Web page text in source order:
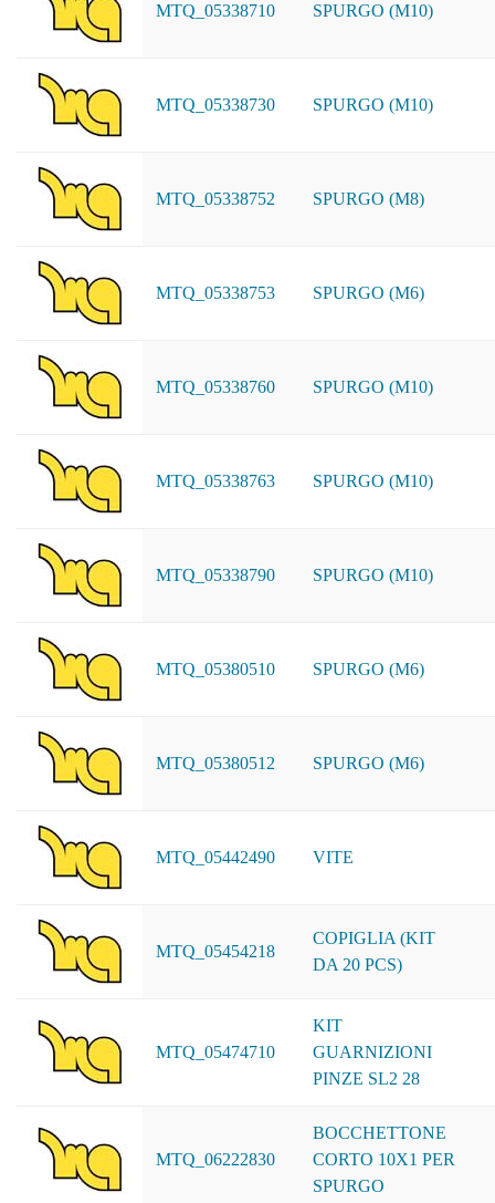
MTQ_05338710 SPURGO (M10)
MTQ_05338730 SPURGO (M10)
MTQ_05338752 SPURGO (M8)
MTQ_05338753 SPURGO (M6)
MTQ_05338760 SPURGO (M10)
MTQ_05338763 SPURGO (M10)
MTQ_05338790 SPURGO (M10)
MTQ_05380510 SPURGO (M6)
MTQ_05380512 SPURGO (M6)
MTQ_05442490 VITE
MTQ_05454218
COPIGLIA (KIT
DA 20 PCS)
MTQ_05474710
KIT
GUARNIZIONI
PINZE SL2 28
MTQ_06222830
BOCCHETTONE
CORTO 10X1 PER
SPURGO